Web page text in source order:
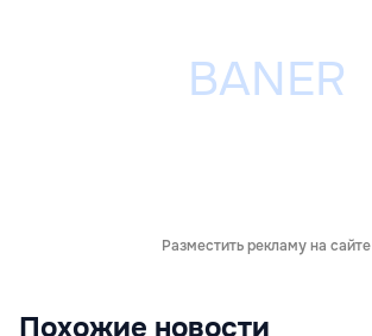
Разместить рекламу на сайте
Похожие новости